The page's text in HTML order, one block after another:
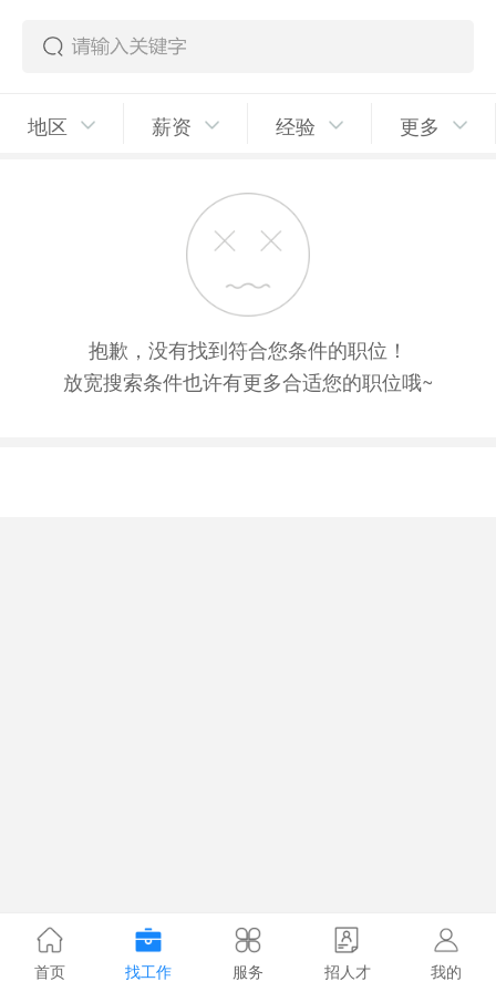
地区 薪资 经验 更多
抱歉，没有找到符合您条件的职位！
放宽搜索条件也许有更多合适您的职位哦~
首页 找工作 服务 招人才 我的